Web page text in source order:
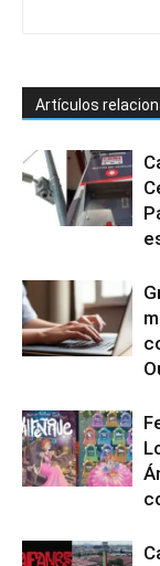
Artículos